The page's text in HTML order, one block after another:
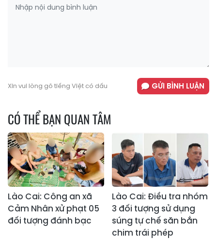
Xin vui lòng gõ tiếng Việt có dấu GỬI BÌNH LUẬN
CÓ THỂ BẠN QUAN TÂM
Lào Cai: Công an xã
Cảm Nhân xử phạt 05
đối tượng đánh bạc
Lào Cai: Điều tra nhóm
3 đối tượng sử dụng
súng tự chế săn bắn
chim trái phép